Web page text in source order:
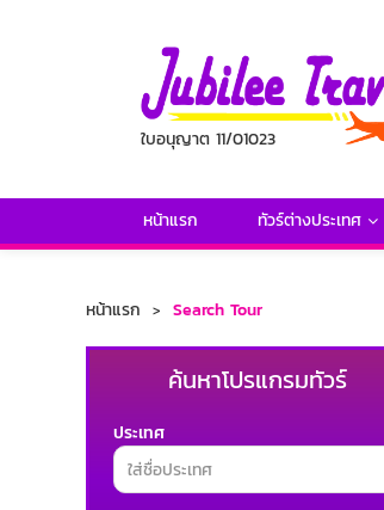
ใบอนุญาต 11/01023
หน้าแรก ทัวร์ต่างประเทศ
หน้าแรก Search Tour
ค้นหาโปรแกรมทัวร์
ประเทศ